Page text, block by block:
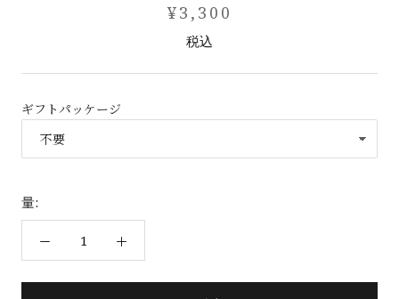
¥3,300
税込
ギフトパッケージ
量: